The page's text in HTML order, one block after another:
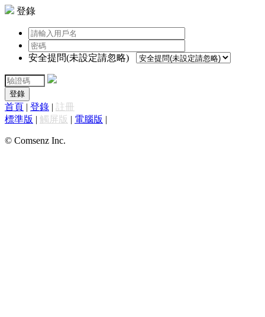
登錄
安全提問(未設定請忽略)
登錄
首頁 | 登錄 | 註冊
標準版 | 觸屏版 | 電腦版 |
© Comsenz Inc.